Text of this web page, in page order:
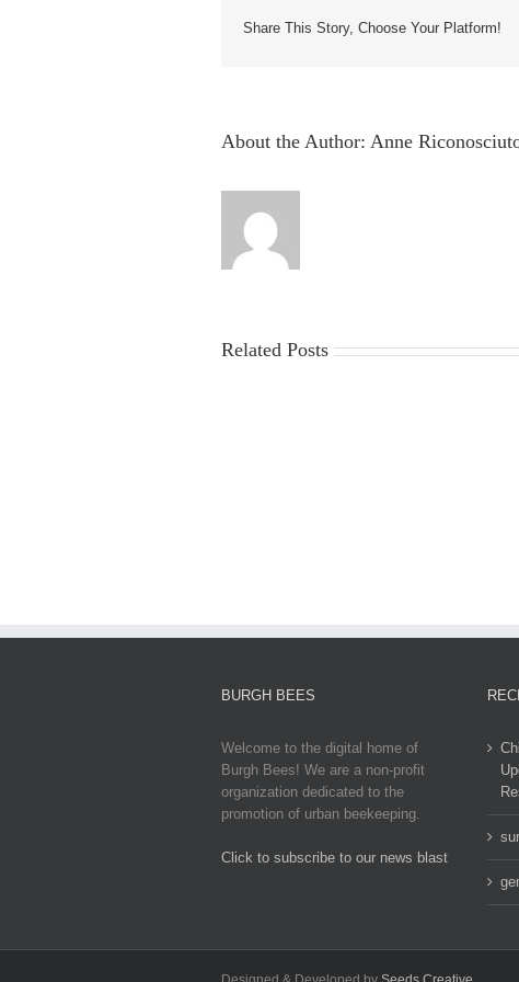
Share This Story, Choose Your Platform!
About the Author: Anne
Related Posts
BURGH BEES
Welcome to the digital home of
Burgh Bees! We are a non-profit
organization dedicated to the
promotion of urban beekeeping.
Click to subscribe to our news blast